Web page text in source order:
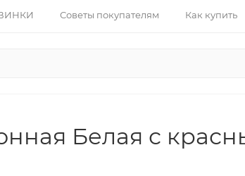
Советы покупателям Как купить
Белая с